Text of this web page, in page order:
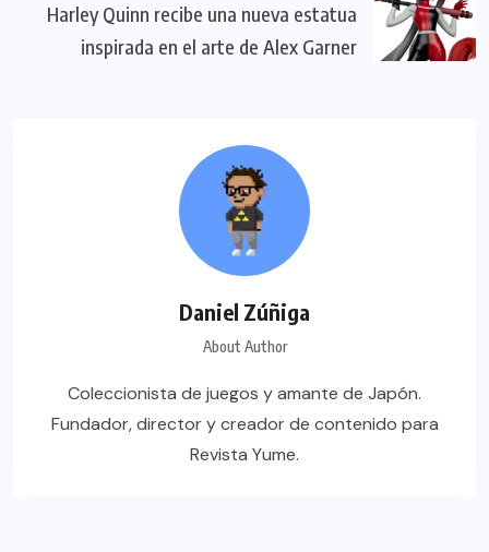
Harley Quinn recibe una nueva estatua
inspirada en el arte de Alex Garner
Daniel Zúñiga
About Author
Coleccionista de juegos y amante de Japón.
Fundador, director y creador de contenido para
Revista Yume.